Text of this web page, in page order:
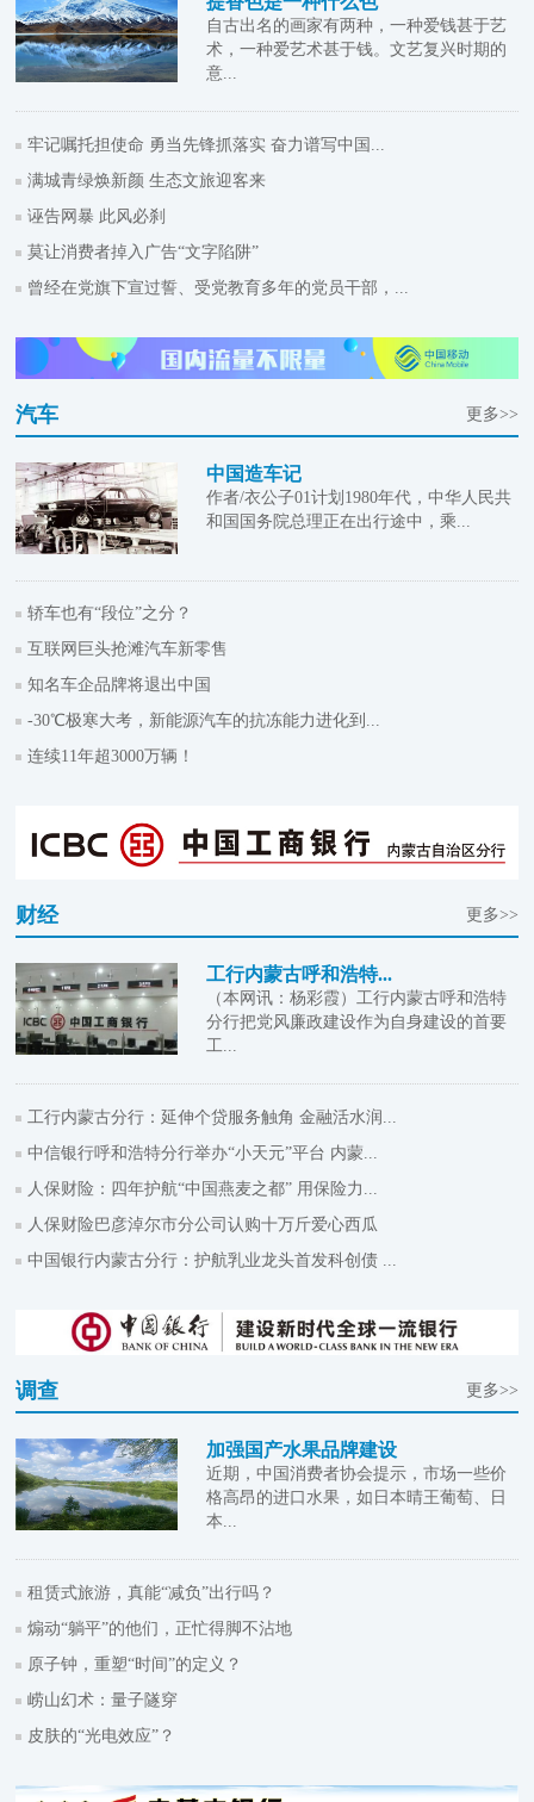
自古出名的画家有两种，一种爱钱甚于艺
术，一种爱艺术甚于钱。文艺复兴时期的
意...
牢记嘱托担使命 勇当先锋抓落实 奋力谱写中国...
满城青绿焕新颜 生态文旅迎客来
诬告网暴 此风必刹
莫让消费者掉入广告“文字陷阱”
曾经在党旗下宣过誓、受党教育多年的党员干部，...
汽车 更多>>
中国造车记
作者/衣公子01计划1980年代，中华人民共
和国国务院总理正在出行途中，乘...
轿车也有“段位”之分？
互联网巨头抢滩汽车新零售
知名车企品牌将退出中国
-30℃极寒大考，新能源汽车的抗冻能力进化到...
连续11年超3000万辆！
财经 更多>>
工行内蒙古呼和浩特...
（本网讯：杨彩霞）工行内蒙古呼和浩特
分行把党风廉政建设作为自身建设的首要
工...
工行内蒙古分行：延伸个贷服务触角 金融活水润...
中信银行呼和浩特分行举办“小天元”平台 内蒙...
人保财险：四年护航“中国燕麦之都” 用保险力...
人保财险巴彦淖尔市分公司认购十万斤爱心西瓜
中国银行内蒙古分行：护航乳业龙头首发科创债 ...
调查 更多>>
加强国产水果品牌建设
近期，中国消费者协会提示，市场一些价
格高昂的进口水果，如日本晴王葡萄、日
本...
租赁式旅游，真能“减负”出行吗？
煽动“躺平”的他们，正忙得脚不沾地
原子钟，重塑“时间”的定义？
崂山幻术：量子隧穿
皮肤的“光电效应”？